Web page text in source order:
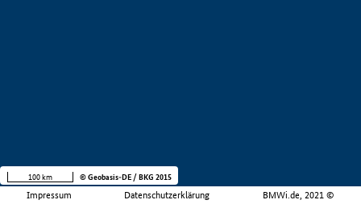
Impressum Datenschutzerklärung BMWi.de, 2021 ©
100 km © Geobasis-DE / BKG 2015